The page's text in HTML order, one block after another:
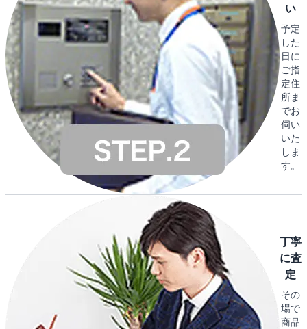
い
予定
した
日に
ご指
定住
所ま
でお
伺い
いた
しま
す。
丁寧
に査
定
その
場で
商品